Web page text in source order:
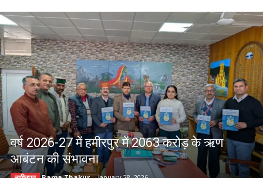
वर्ष 2026-27 में हमीरपुर में 2063 करोड़ के ऋण
आबंटन की संभावना